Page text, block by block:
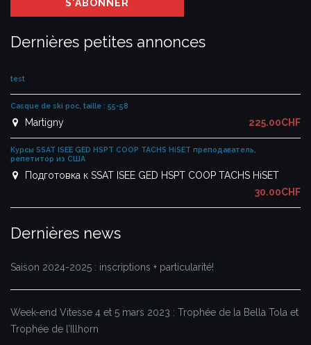
Dernières petites annonces
test
Casque de ski poc, taille : 55-58
Martigny 225.00CHF
Курсы SSAT ISEE GED HSPT COOP TACHS HiSET преподаватель,
репетитор из США
Подготовка к SSAT ISEE GED HSPT COOP TACHS HiSET
30.00CHF
Dernières news
Saison 2024-2025 : inscriptions + particularité!
Week-end Vitesse 4 et 5 mars 2023 : Trophée de la Bella Tola et
Trophée de l’Illhorn